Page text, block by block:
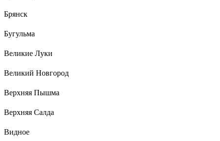
Брянск
Бугульма
Великие Луки
Великий Новгород
Верхняя Пышма
Верхняя Салда
Видное